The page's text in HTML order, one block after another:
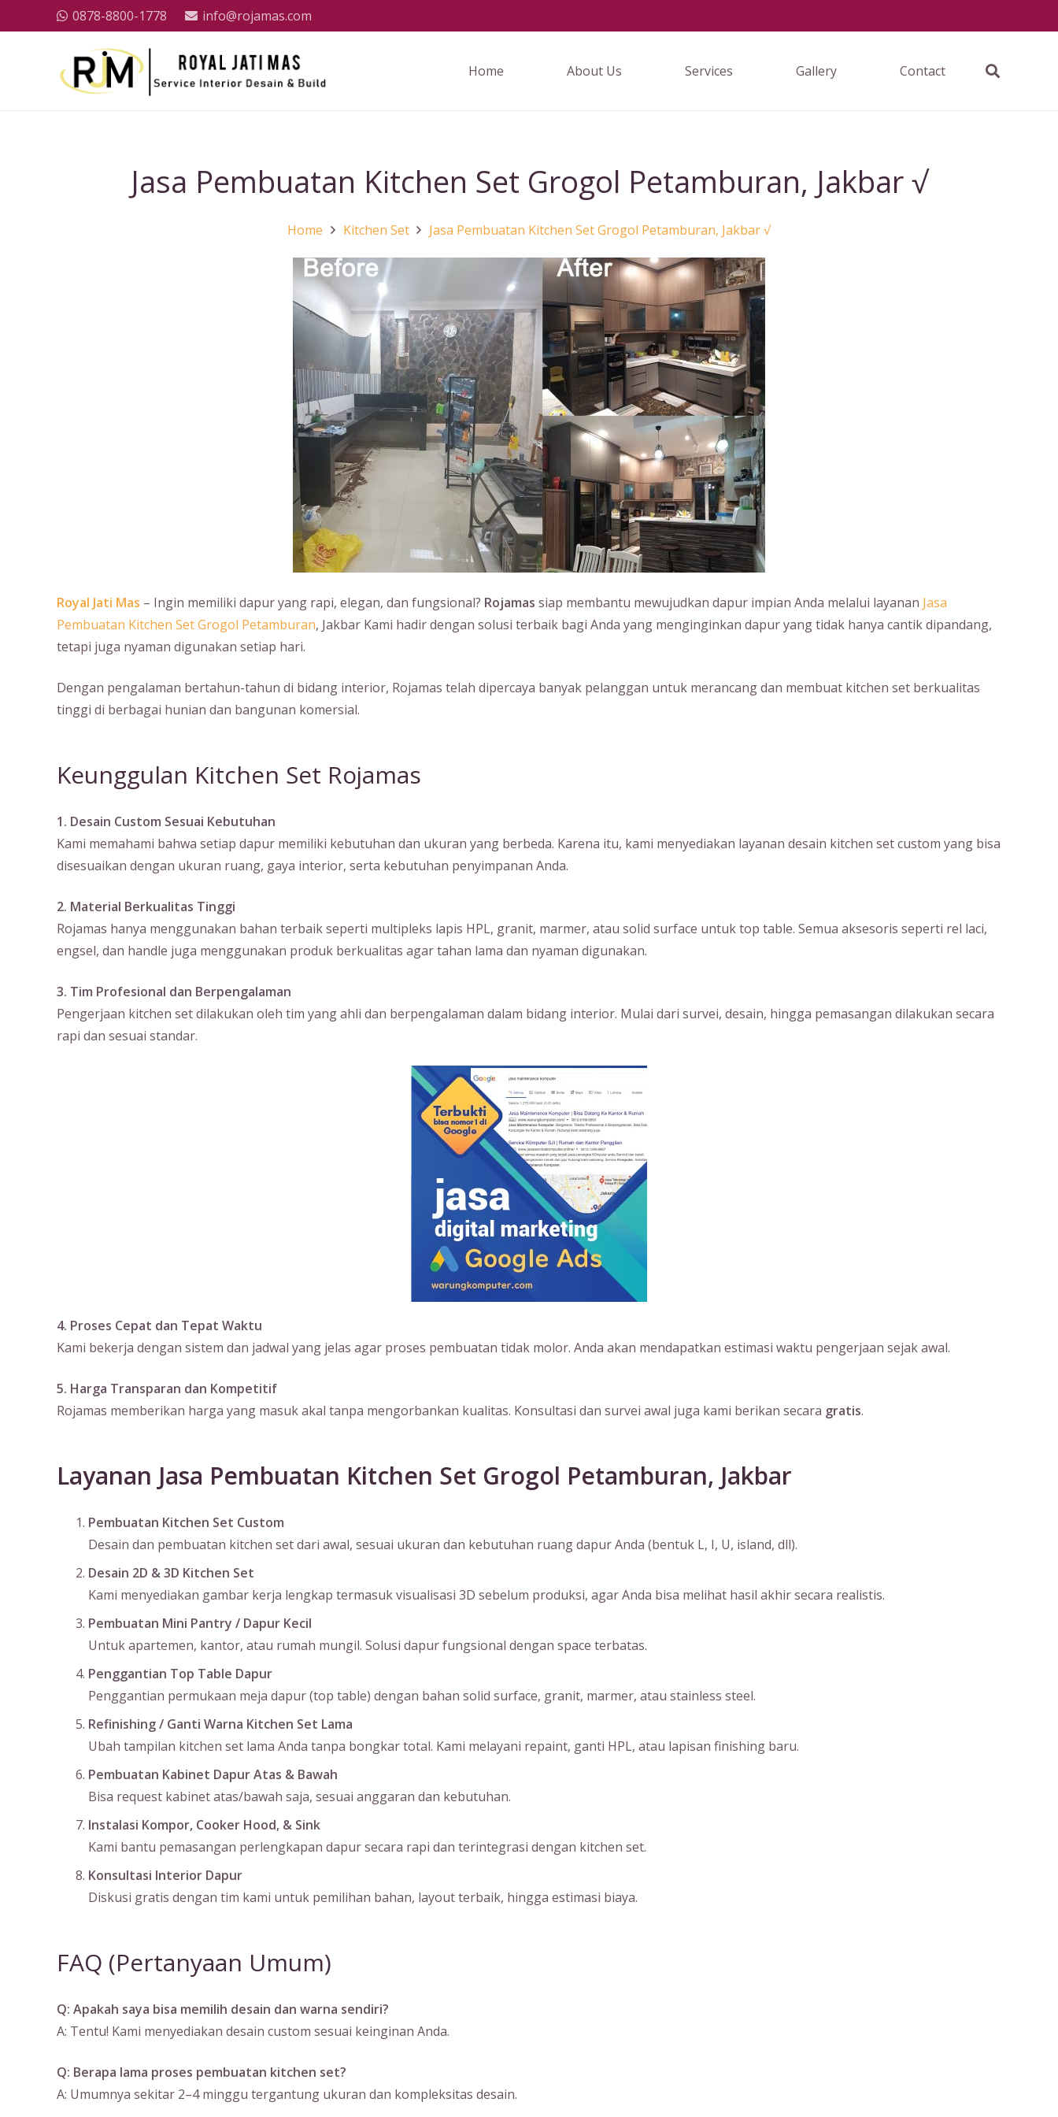
0878-8800-1778 info@rojamas.com
Home About Us Services Gallery Contact
Jasa Pembuatan Kitchen Set Grogol Petamburan, Jakbar √
Home Kitchen Set Jasa Pembuatan Kitchen Set Grogol Petamburan, Jakbar √
Royal Jati Mas – Ingin memiliki dapur yang rapi, elegan, dan fungsional? Rojamas siap membantu mewujudkan dapur impian Anda melalui layanan Jasa
Pembuatan Kitchen Set Grogol Petamburan, Jakbar Kami hadir dengan solusi terbaik bagi Anda yang menginginkan dapur yang tidak hanya cantik dipandang,
tetapi juga nyaman digunakan setiap hari.
Dengan pengalaman bertahun-tahun di bidang interior, Rojamas telah dipercaya banyak pelanggan untuk merancang dan membuat kitchen set berkualitas
tinggi di berbagai hunian dan bangunan komersial.
Keunggulan Kitchen Set Rojamas
1. Desain Custom Sesuai Kebutuhan
Kami memahami bahwa setiap dapur memiliki kebutuhan dan ukuran yang berbeda. Karena itu, kami menyediakan layanan desain kitchen set custom yang bisa
disesuaikan dengan ukuran ruang, gaya interior, serta kebutuhan penyimpanan Anda.
2. Material Berkualitas Tinggi
Rojamas hanya menggunakan bahan terbaik seperti multipleks lapis HPL, granit, marmer, atau solid surface untuk top table. Semua aksesoris seperti rel laci,
engsel, dan handle juga menggunakan produk berkualitas agar tahan lama dan nyaman digunakan.
3. Tim Profesional dan Berpengalaman
Pengerjaan kitchen set dilakukan oleh tim yang ahli dan berpengalaman dalam bidang interior. Mulai dari survei, desain, hingga pemasangan dilakukan secara
rapi dan sesuai standar.
4. Proses Cepat dan Tepat Waktu
Kami bekerja dengan sistem dan jadwal yang jelas agar proses pembuatan tidak molor. Anda akan mendapatkan estimasi waktu pengerjaan sejak awal.
5. Harga Transparan dan Kompetitif
Rojamas memberikan harga yang masuk akal tanpa mengorbankan kualitas. Konsultasi dan survei awal juga kami berikan secara gratis.
Layanan Jasa Pembuatan Kitchen Set Grogol Petamburan, Jakbar
Pembuatan Kitchen Set Custom
Desain dan pembuatan kitchen set dari awal, sesuai ukuran dan kebutuhan ruang dapur Anda (bentuk L, I, U, island, dll).
Desain 2D & 3D Kitchen Set
Kami menyediakan gambar kerja lengkap termasuk visualisasi 3D sebelum produksi, agar Anda bisa melihat hasil akhir secara realistis.
Pembuatan Mini Pantry / Dapur Kecil
Untuk apartemen, kantor, atau rumah mungil. Solusi dapur fungsional dengan space terbatas.
Penggantian Top Table Dapur
Penggantian permukaan meja dapur (top table) dengan bahan solid surface, granit, marmer, atau stainless steel.
Refinishing / Ganti Warna Kitchen Set Lama
Ubah tampilan kitchen set lama Anda tanpa bongkar total. Kami melayani repaint, ganti HPL, atau lapisan finishing baru.
Pembuatan Kabinet Dapur Atas & Bawah
Bisa request kabinet atas/bawah saja, sesuai anggaran dan kebutuhan.
Instalasi Kompor, Cooker Hood, & Sink
Kami bantu pemasangan perlengkapan dapur secara rapi dan terintegrasi dengan kitchen set.
Konsultasi Interior Dapur
Diskusi gratis dengan tim kami untuk pemilihan bahan, layout terbaik, hingga estimasi biaya.
FAQ (Pertanyaan Umum)
Q: Apakah saya bisa memilih desain dan warna sendiri?
A: Tentu! Kami menyediakan desain custom sesuai keinginan Anda.
Q: Berapa lama proses pembuatan kitchen set?
A: Umumnya sekitar 2–4 minggu tergantung ukuran dan kompleksitas desain.